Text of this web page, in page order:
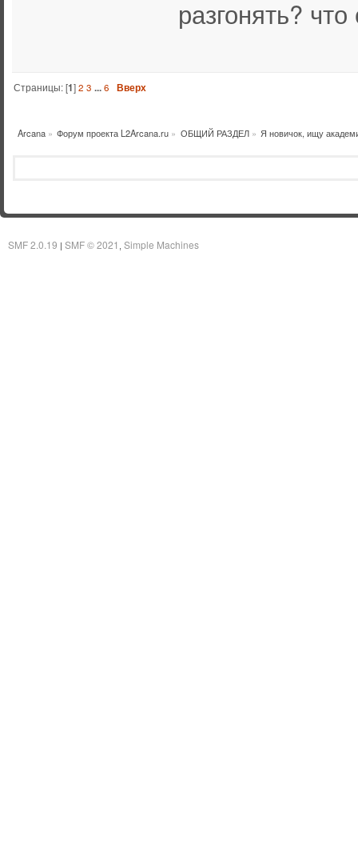
разгонять?
Страницы: [1]2 3 ...6 Вверх
Arcana» Форум проекта L2Arcana.ru » ОБЩИЙ РАЗДЕЛ» Я новичок, ищу
SMF 2.0.19 | SMF © 2021 Simple Machines